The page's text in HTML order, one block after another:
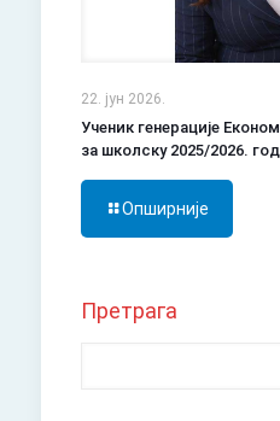
22. јун 2026.
Ученик генерације
за школску 2025/2026.
Опширније
Претрага